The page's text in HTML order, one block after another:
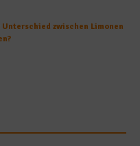
zwischen Limonen